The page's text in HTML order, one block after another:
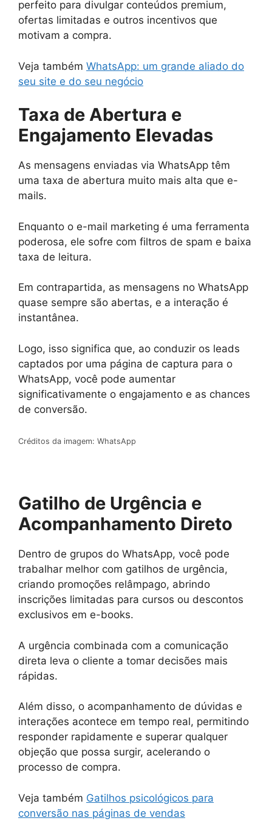
perfeito para divulgar conteúdos premium,
ofertas limitadas e outros incentivos que
motivam a compra.
Veja também WhatsApp: um grande aliado do
seu site e do seu negócio
Taxa de Abertura e
Engajamento Elevadas
As mensagens enviadas via WhatsApp têm
uma taxa de abertura muito mais alta que e-
mails.
Enquanto o e-mail marketing é uma ferramenta
poderosa, ele sofre com filtros de spam e baixa
taxa de leitura.
Em contrapartida, as mensagens no WhatsApp
quase sempre são abertas, e a interação é
instantânea.
Logo, isso significa que, ao conduzir os leads
captados por uma página de captura para o
WhatsApp, você pode aumentar
significativamente o engajamento e as chances
de conversão.
Créditos da imagem: WhatsApp
Gatilho de Urgência e
Acompanhamento Direto
Dentro de grupos do WhatsApp, você pode
trabalhar melhor com gatilhos de urgência,
criando promoções relâmpago, abrindo
inscrições limitadas para cursos ou descontos
exclusivos em e-books.
A urgência combinada com a comunicação
direta leva o cliente a tomar decisões mais
rápidas.
Além disso, o acompanhamento de dúvidas e
interações acontece em tempo real, permitindo
responder rapidamente e superar qualquer
objeção que possa surgir, acelerando o
processo de compra.
Veja também Gatilhos psicológicos para
conversão nas páginas de vendas